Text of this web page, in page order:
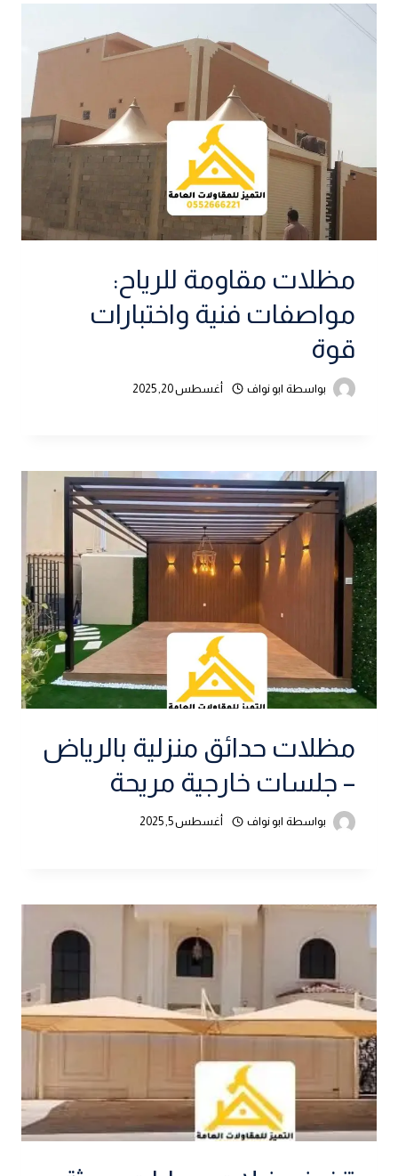
مظلات مقاومة للرياح:
مواصفات فنية واختبارات
قوة
بواسطة ابو نواف أغسطس 20, 2025
مظلات حدائق منزلية بالرياض
– جلسات خارجية مريحة
بواسطة ابو نواف أغسطس 5, 2025